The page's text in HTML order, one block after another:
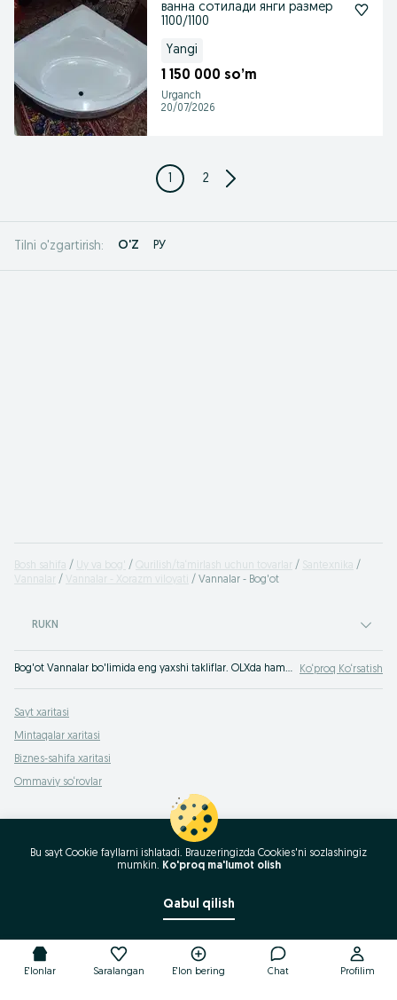
ванна сотилади янги размер
1100/1100
Yangi
1 150 000 so’m
Urganch
20/07/2026
1 2
Tilni o'zgartirish: O'Z РУ
Bosh sahifa Uy va bog' Qurilish/ta‘mirlash uchun tovarlar
Santexnika
Vannalar
Vannalar - Xorazm viloyati Vannalar - Bog'ot
RUKN
Bog'ot Vannalar bo'limida eng yaxshi takliflar. OLXda hamyonbop narxlarda mahsulot va xizmatlarning katta tanlovi! OLX.uz da ko'plab takliflar! Ko‘proq Ko‘rsatish
Sayt xaritasi
Mintaqalar xaritasi
Biznes-sahifa xaritasi
Ommaviy so‘rovlar
E'lonlar Saralangan E'lon bering Chat Profilim
Bu sayt Cookie fayllarni ishlatadi. Brauzeringizda Cookies'ni sozlashingiz
mumkin. Ko'proq ma'lumot olish
Qabul qilish